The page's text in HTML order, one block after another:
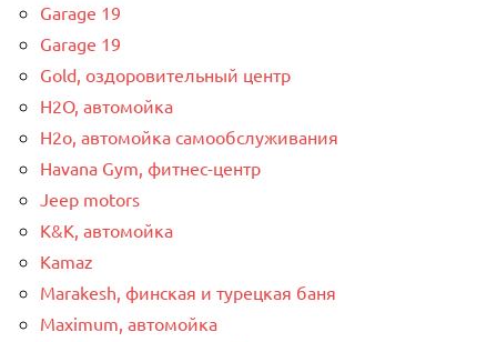
Garage 19
Garage 19
Gold, оздоровительный центр
H2O, автомойка
H2o, автомойка самообслуживания
Havana Gym, фитнес-центр
Jeep motors
K&K, автомойка
Kamaz
Marakesh, финская и турецкая баня
Maximum, автомойка